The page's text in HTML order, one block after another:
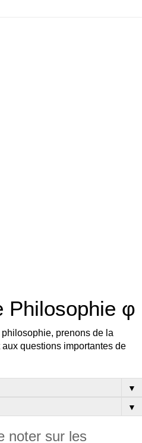
Philosophie φ
prenons de la
questions importantes de
▼
▼
noter sur les